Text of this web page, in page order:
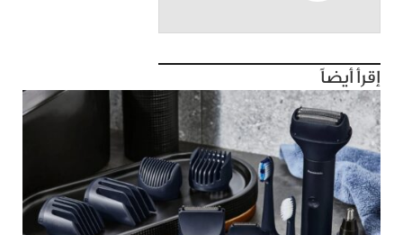
إقرأ أيضاً